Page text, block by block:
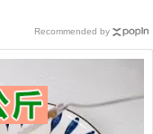
Recommended by